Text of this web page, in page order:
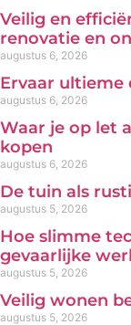
Veilig en
renovatie en
augustus 6, 2026
Ervaar ultieme
augustus 6, 2026
Waar je op let
kopen
augustus 6, 2026
De tuin als
augustus 5, 2026
Hoe slimme
gevaarlijke
augustus 5, 2026
Veilig wonen
augustus 5, 2026